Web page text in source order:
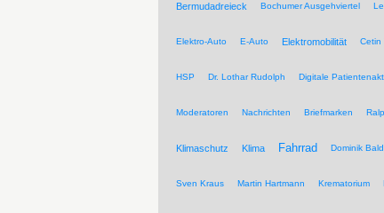
Bermudadreieck Bochumer Ausgehviertel
Elektro-Auto E-Auto Elektromobilität Cetin
HSP Dr. Lothar Rudolph Digitale
Moderatoren Nachrichten Briefmarken
Klimaschutz Klima Fahrrad Dominik Bald
Sven Kraus Martin Hartmann Krematorium